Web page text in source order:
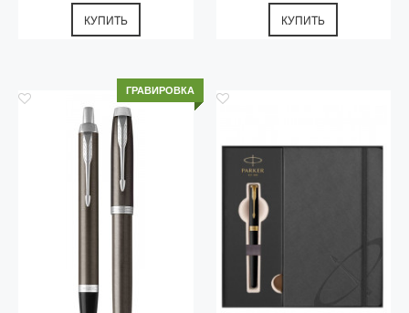
КУПИТЬ КУПИТЬ
ГРАВИРОВКА